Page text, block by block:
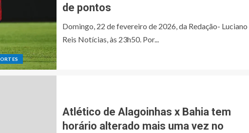
de pontos
Domingo, 22 de fevereiro de 2026, da Redação- Luciano
Reis Notícias, às 23h50. Por...
Atlético de Alagoinhas x Bahia tem
horário alterado mais uma vez no